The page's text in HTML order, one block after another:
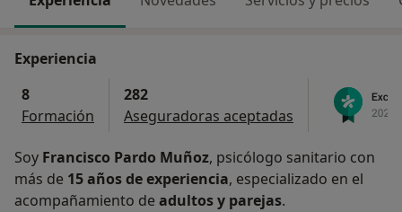
Experiencia
8
Formación
282
Aseguradoras aceptadas
Soy Francisco Pardo Muñoz, psicólogo sanitario con
más de 15 años de experiencia, especializado en el
acompañamiento de adultos y parejas.